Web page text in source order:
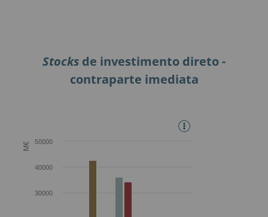
Stocks de investimento direto -
contraparte imediata